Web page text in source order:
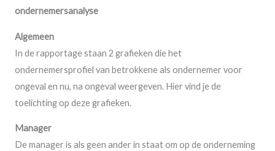
ondernemersanalyse
Algemeen
In de rapportage staan 2 grafieken die het
ondernemersprofiel van betrokkene als ondernemer voor
ongeval en nu, na ongeval weergeven. Hier vind je de
toelichting op deze grafieken.
Manager
De manager is als geen ander in staat om op de onderneming